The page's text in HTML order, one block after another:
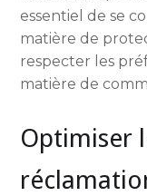
essentiel de se
matière de
respecter les
matière de
Optimiser